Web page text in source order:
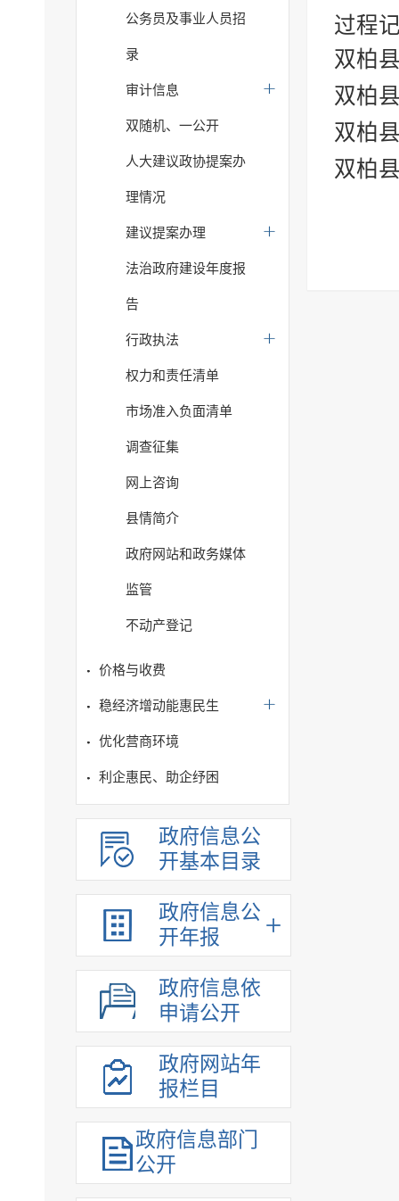
公务员及事业人员招
录
审计信息
双随机、一公开
人大建议政协提案办
理情况
建议提案办理
法治政府建设年度报
告
行政执法
权力和责任清单
市场准入负面清单
调查征集
网上咨询
县情简介
政府网站和政务媒体
监管
不动产登记
价格与收费
稳经济增动能惠民生
优化营商环境
利企惠民、助企纾困
政府信息公
开基本目录
政府信息公
开年报
政府信息依
申请公开
政府网站年
报栏目
政府信息部门
公开
过程
双柏
双柏
双柏
双柏